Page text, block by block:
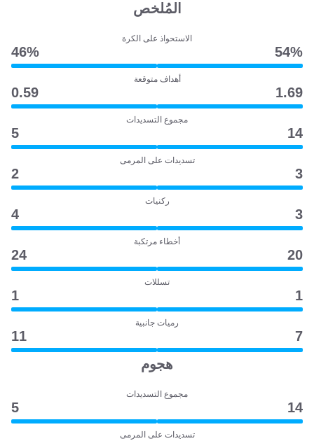
المُلخص
الاستحواذ على الكرة
54‎%‎
46‎%‎
أهداف متوقعة
1.69
0.59
مجموع التسديدات
14
5
تسديدات على المرمى
3
2
ركنيات
3
4
أخطاء مرتكبة
20
24
تسللات
1
1
رميات جانبية
7
11
هجوم
مجموع التسديدات
14
5
تسديدات على المرمى